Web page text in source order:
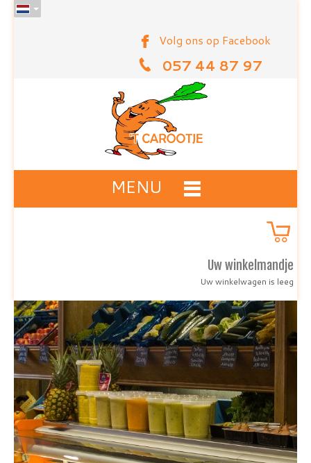
Volg ons op Facebook
057 44 87 97
MENU
Uw winkelmandje
Uw winkelwagen is leeg